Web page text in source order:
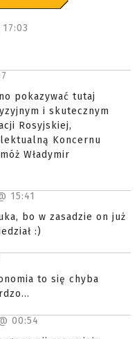
17:03
pokazywać tutaj
i skutecznym
Rosyjskiej,
Koncernu
Władymir
15:41
bo w zasadzie on już
:)
to się chyba
00:54